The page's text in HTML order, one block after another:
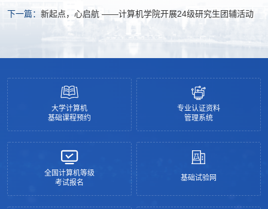
下一篇： 新起点，心启航 ——计算机学院开展24级研究生团辅活动
大学计算机
基础课程预约
专业认证资料
管理系统
全国计算机等级
考试报名
基础试验网